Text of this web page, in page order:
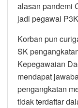
alasan pandemi
jadi pegawai
Korban pun
SK
Kepegawaian
mendapat
pengangkatan
tidak terdaftar